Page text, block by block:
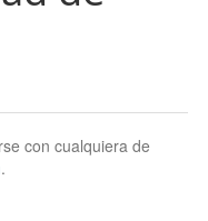
con cualquiera de
.